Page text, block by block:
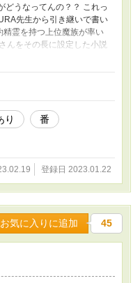
うなってんの？？ これっ
先生から引き継いで書い
霊を持つ上位魔族が率い
んをその長に設定した小説
・・・ これは、前世では
る物語。 ーーーーーーー
が、この作品だけでもお
です。お読みいただいた
くはならない予定です。
り
番
登録日 2023.01.22
お気に入りに追加 45